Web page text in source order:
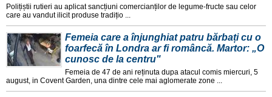
Polițiștii rutieri au aplicat sancțiuni comercianților de legume-fructe sau celor
care au vandut ilicit produse tradițio ...
Femeia care a înjunghiat patru bărbați cu o
foarfecă în Londra ar fi româncă. Martor: „O
cunosc de la centru"
Femeia de 47 de ani reținuta dupa atacul comis miercuri, 5
august, in Covent Garden, una dintre cele mai aglomerate zone ...